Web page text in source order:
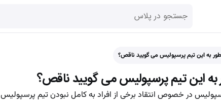
به این تیم پرسپولیس می گویید ناقص؟
این تیم پرسپولیس می گویید ناقص؟
در خصوص انتقاد برخی از افراد به کامل نبودن تیم پرسپولیس